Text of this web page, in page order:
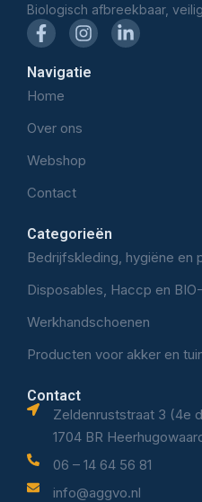
Biologisch afbreekbaar,
Navigatie
Home
Over ons
Webshop
Contact
Categorieën
Bedrijfskleding, hygiëne en
Disposables, Haccp en BIO-
Werkhandschoenen
Producten voor akker en
Contact
Zeldenruststraat 3 (4e
1704 BR
06 – 14 64 56 81
info@aggvo.nl